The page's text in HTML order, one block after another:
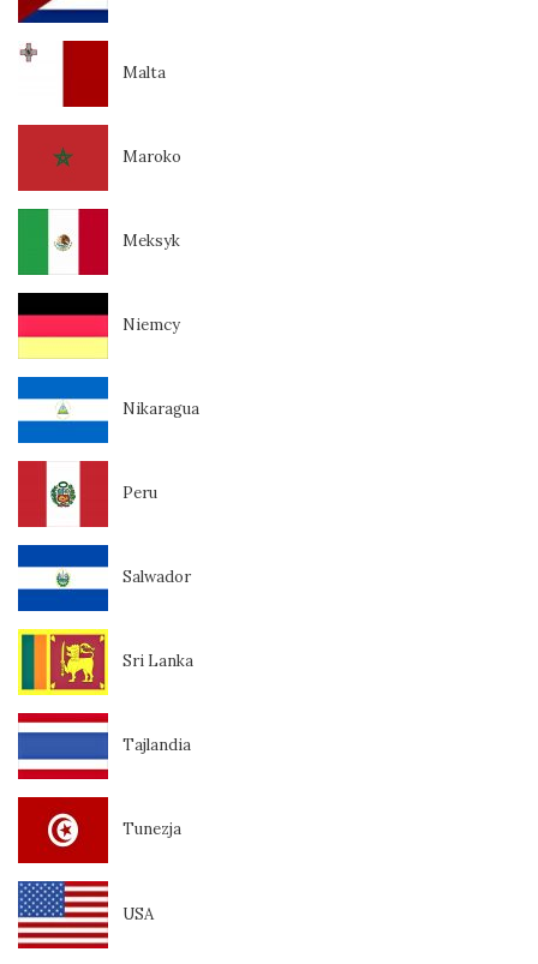
Malta
Maroko
Meksyk
Niemcy
Nikaragua
Peru
Salwador
Sri Lanka
Tajlandia
Tunezja
USA